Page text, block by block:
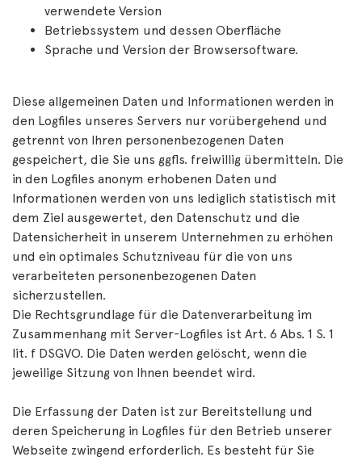
verwendete Version
Betriebssystem und dessen Oberfläche
Sprache und Version der Browsersoftware.
Diese allgemeinen Daten und Informationen werden in
den Logfiles unseres Servers nur vorübergehend und
getrennt von Ihren personenbezogenen Daten
gespeichert, die Sie uns ggfls. freiwillig übermitteln. Die
in den Logfiles anonym erhobenen Daten und
Informationen werden von uns lediglich statistisch mit
dem Ziel ausgewertet, den Datenschutz und die
Datensicherheit in unserem Unternehmen zu erhöhen
und ein optimales Schutzniveau für die von uns
verarbeiteten personenbezogenen Daten
sicherzustellen.
Die Rechtsgrundlage für die Datenverarbeitung im
Zusammenhang mit Server-Logfiles ist Art. 6 Abs. 1 S. 1
lit. f DSGVO. Die Daten werden gelöscht, wenn die
jeweilige Sitzung von Ihnen beendet wird.
Die Erfassung der Daten ist zur Bereitstellung und
deren Speicherung in Logfiles für den Betrieb unserer
Webseite zwingend erforderlich. Es besteht für Sie